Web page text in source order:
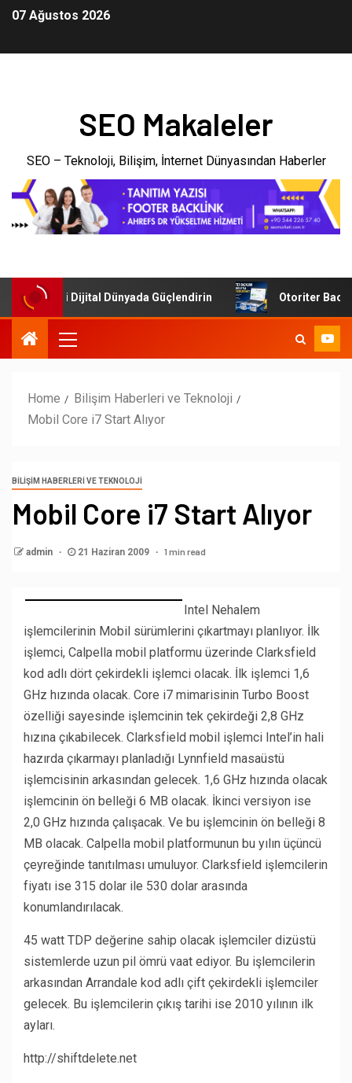
07 Ağustos 2026
SEO Makaleler
SEO – Teknoloji, Bilişim, İnternet Dünyasından Haberler
Dijital Dünyada Güçlendirin Otoriter Backlink
Home
Bilişim Haberleri ve Teknoloji
Mobil Core i7 Start Alıyor
BILIŞIM HABERLERI VE TEKNOLOJI
Mobil Core i7 Start Alıyor
admin 21 Haziran 2009 1 min read
Intel Nehalem
işlemcilerinin Mobil sürümlerini çıkartmayı planlıyor. İlk
işlemci, Calpella mobil platformu üzerinde Clarksfield
kod adlı dört çekirdekli işlemci olacak. İlk işlemci 1,6
GHz hızında olacak. Core i7 mimarisinin Turbo Boost
özelliği sayesinde işlemcinin tek çekirdeği 2,8 GHz
hızına çıkabilecek. Clarksfield mobil işlemci Intel’in hali
hazırda çıkarmayı planladığı Lynnfield masaüstü
işlemcisinin arkasından gelecek. 1,6 GHz hızında olacak
işlemcinin ön belleği 6 MB olacak. İkinci versiyon ise
2,0 GHz hızında çalışacak. Ve bu işlemcinin ön belleği 8
MB olacak. Calpella mobil platformunun bu yılın üçüncü
çeyreğinde tanıtılması umuluyor. Clarksfield işlemcilerin
fiyatı ise 315 dolar ile 530 dolar arasında
konumlandırılacak.
45 watt TDP değerine sahip olacak işlemciler dizüstü
sistemlerde uzun pil ömrü vaat ediyor. Bu işlemcilerin
arkasından Arrandale kod adlı çift çekirdekli işlemciler
gelecek. Bu işlemcilerin çıkış tarihi ise 2010 yılının ilk
ayları.
http://shiftdelete.net